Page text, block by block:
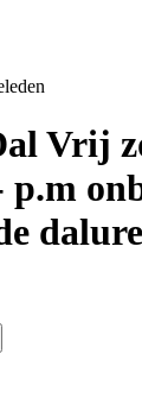
Vrij
p.m